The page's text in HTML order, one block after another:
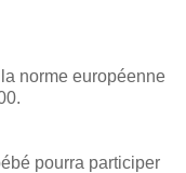
norme européenne
pourra participer